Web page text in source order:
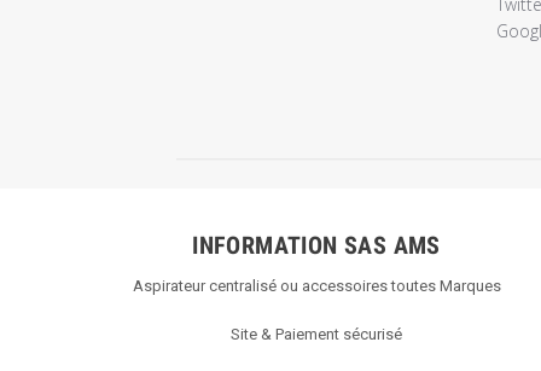
magasin
le
Sep
INFORMATION SAS AMS
Aspirateur centralisé ou accessoires toutes Marques
Site & Paiement sécurisé